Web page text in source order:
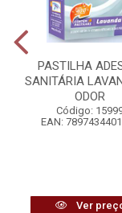
PASTILHA
SANITÁRIA
ODOR
Código:
EAN:
Ver